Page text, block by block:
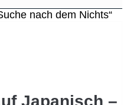
Japanisch –